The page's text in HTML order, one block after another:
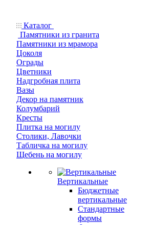
Каталог
Памятники из гранита
Памятники из мрамора
Цоколя
Ограды
Цветники
Надгробная плита
Вазы
Декор на памятник
Колумбарий
Кресты
Плитка на могилу
Столики, Лавочки
Табличка на могилу
Щебень на могилу
Вертикальные
Бюджетные
вертикальные
Стандартные
формы